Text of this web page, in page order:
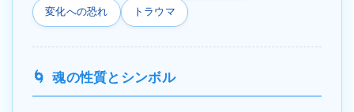
変化への恐れ トラウマ
魂の性質とシンボル